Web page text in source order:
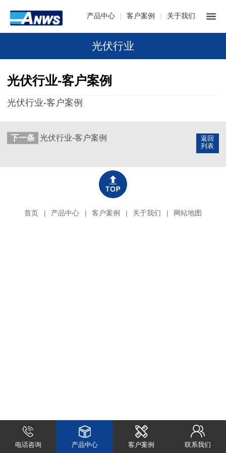
产品中心 客户案例 关于我们
光伏行业
光伏行业-客户案例
光伏行业-客户案例
返回
列表
下一条 光伏行业-客户案例
首页 | 产品中心 | 客户案例 | 关于我们 | 网站地图
电话咨询 产品中心 客户案例 联系我们